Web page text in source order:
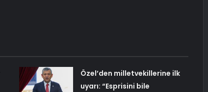
Özel’den milletvekillerine ilk
uyarı: “Esprisini bile